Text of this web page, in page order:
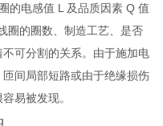
的电感值 L 及品质因素 Q值
圈的圈数、制造工艺、是否
可分割的关系。由于施加电
间局部短路或由于绝缘损伤
易被发现。